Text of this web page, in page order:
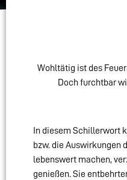
Wohltätig ist des
Doch furchtbar
In diesem Schillerwort
bzw. die Auswirkungen
lebenswert machen,
genießen. Sie